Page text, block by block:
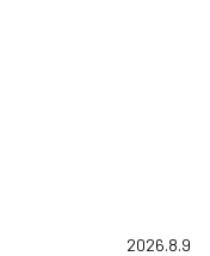
2026.8.9